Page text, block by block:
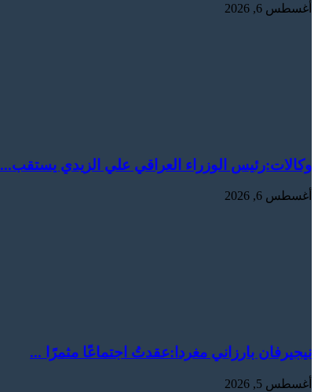
أغسطس 6, 2026
وكالات:‏رئيس الوزراء العراقي علي الزيدي يستقب...
أغسطس 6, 2026
نيجيرفان بارزاني مغردا:عقدتُ اجتماعًا مثمرًا ...
أغسطس 5, 2026